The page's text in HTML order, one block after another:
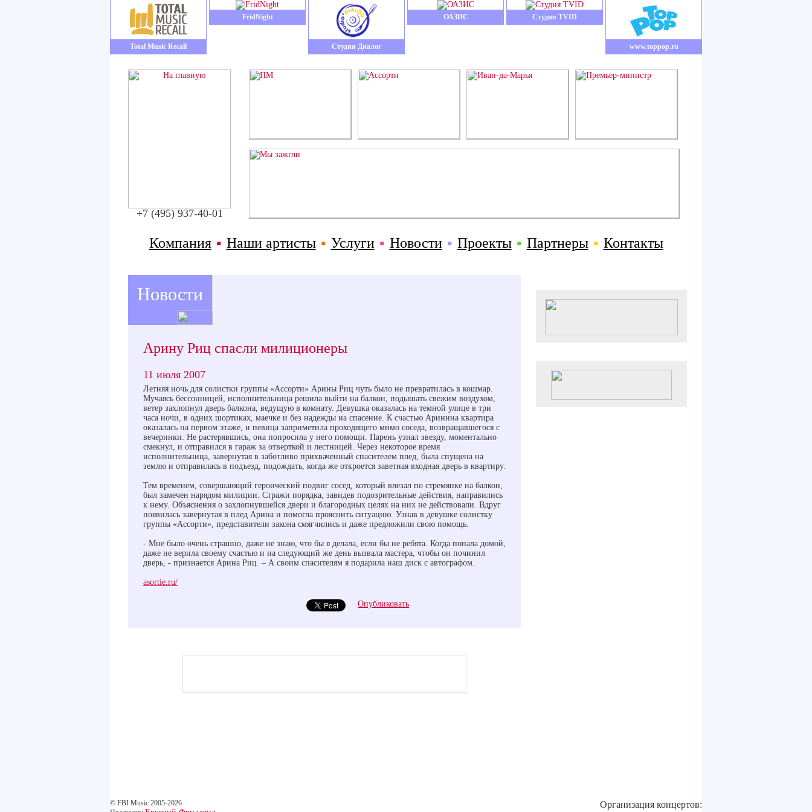
Total Music Recall
FridNight
Студия Диалог
ОАЗИС Студия TVID
www.toppop.ru
+7 (495) 937-40-01
Компания ▪ Наши артисты ▪ Услуги ▪ Новости ▪ Проекты ▪ Партнеры ▪ Контакты
Новости
Арину Риц спасли милиционеры
11 июля 2007
Летняя ночь для солистки группы «Ассорти» Арины Риц чуть было не превратилась в кошмар.
Мучаясь бессонницей, исполнительница решила выйти на балкон, подышать свежим воздухом,
ветер захлопнул дверь балкона, ведущую в комнату. Девушка оказалась на темной улице в три
часа ночи, в одних шортиках, маечке и без надежды на спасение. К счастью Аринина квартира
оказалась на первом этаже, и певица заприметила проходящего мимо соседа, возвращавшегося с
вечеринки. Не растерявшись, она попросила у него помощи. Парень узнал звезду, моментально
смекнул, и отправился в гараж за отверткой и лестницей. Через некоторое время
исполнительница, завернутая в заботливо прихваченный спасителем плед, была спущена на
землю и отправилась в подъезд, подождать, когда же откроется заветная входная дверь в квартиру.
Тем временем, совершающий героический подвиг сосед, который влезал по стремянке на балкон,
был замечен нарядом милиции. Стражи порядка, завидев подозрительные действия, направились
к нему. Объяснения о захлопнувшейся двери и благородных целях на них не действовали. Вдруг
появилась завернутая в плед Арина и помогла прояснить ситуацию. Узнав в девушке солистку
группы «Ассорти», представители закона смягчились и даже предложили свою помощь.
- Мне было очень страшно, даже не знаю, что бы я делала, если бы не ребята. Когда попала домой,
даже не верила своему счастью и на следующий же день вызвала мастера, чтобы он починил
дверь, - признается Арина Риц. – А своим спасителям я подарила наш диск с автографом.
asortie.ru/
Опубликовать
© FBI Music 2005-2026
Организация концертов: